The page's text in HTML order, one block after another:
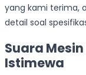
yang kami terima,
detail soal
Suara
Istimewa